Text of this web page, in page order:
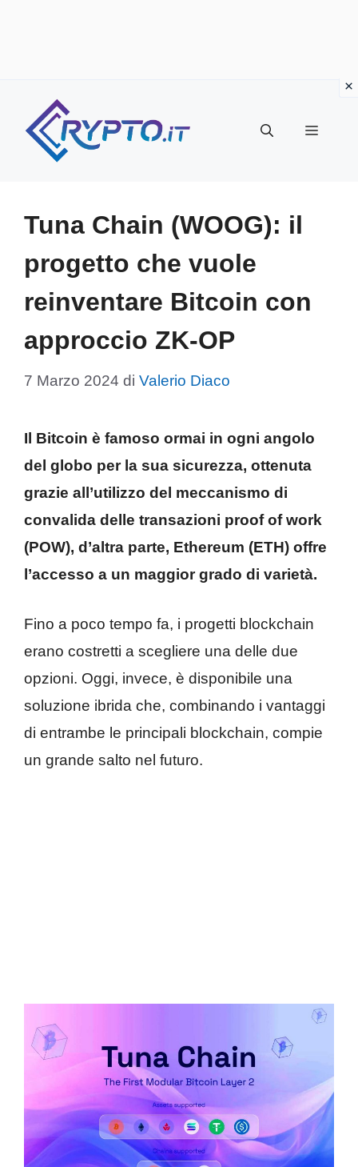
contenuto
Menu
Tuna Chain (WOOG): il
progetto che vuole
reinventare Bitcoin con
approccio ZK-OP
7 Marzo 2024 di Valerio Diaco
Il Bitcoin è famoso ormai in ogni angolo
del globo per la sua sicurezza, ottenuta
grazie all’utilizzo del meccanismo di
convalida delle transazioni proof of work
(POW), d’altra parte, Ethereum (ETH) offre
l’accesso a un maggior grado di varietà.
Fino a poco tempo fa, i progetti blockchain
erano costretti a scegliere una delle due
opzioni. Oggi, invece, è disponibile una
soluzione ibrida che, combinando i vantaggi
di entrambe le principali blockchain, compie
un grande salto nel futuro.